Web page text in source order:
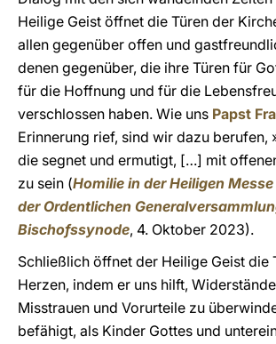
Heilige Geist öffnet die Türen der
allen gegenüber offen und
denen gegenüber, die ihre Türen für
für die Hoffnung und für die
verschlossen haben. Wie uns Papst
Erinnerung rief, sind wir dazu berufen,
die segnet und ermutigt, […] mit
zu sein (Homilie in der Heiligen
der Ordentlichen
Bischofssynode, 4. Oktober 2023).
Schließlich öffnet der Heilige Geist die
Herzen, indem er uns hilft,
Misstrauen und Vorurteile zu
befähigt, als Kinder Gottes und